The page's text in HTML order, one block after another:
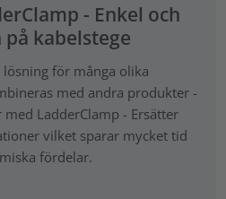
- Enkel och
kabelstege
för många olika
med andra produkter -
med LadderClamp - Ersätter
vilket sparar mycket tid
fördelar.